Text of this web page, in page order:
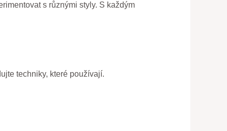
s různými styly. S každým
techniky, které používají.